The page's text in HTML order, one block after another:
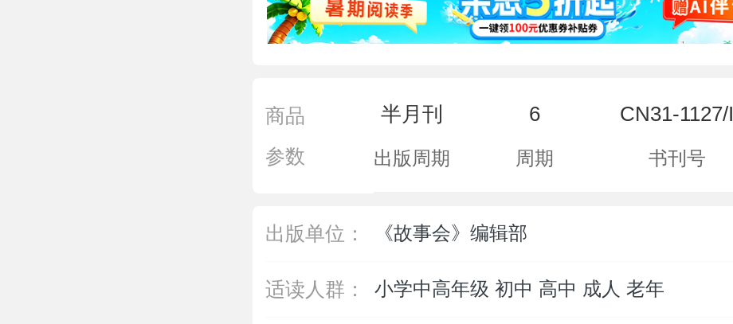
商品
参数
半月刊
出版周期
6
周期
CN31-1127/I
书刊号
出版单位： 《故事会》编辑部
适读人群： 小学中高年级 初中 高中 成人 老年